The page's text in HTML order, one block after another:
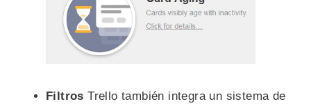
Filtros Trello también integra un sistema de